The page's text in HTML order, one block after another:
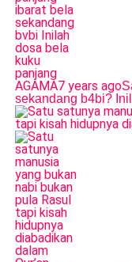
AGAMA7 years ago
sekandang b4bi?